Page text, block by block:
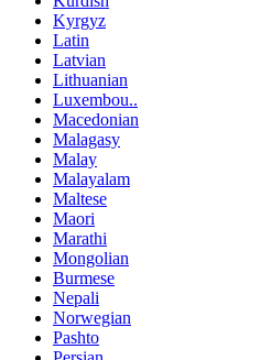
Kyrgyz
Latin
Latvian
Lithuanian
Luxembou..
Macedonian
Malagasy
Malay
Malayalam
Maltese
Maori
Marathi
Mongolian
Burmese
Nepali
Norwegian
Pashto